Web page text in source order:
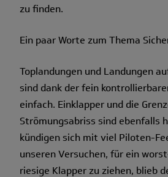
zu finden.
Ein paar Worte zum Thema
Toplandungen und Landungen
sind dank der fein
einfach. Einklapper und die
Strömungsabriss sind ebenfalls
kündigen sich mit viel Piloten-
unseren Versuchen, für ein
riesige Klapper zu ziehen, blieb